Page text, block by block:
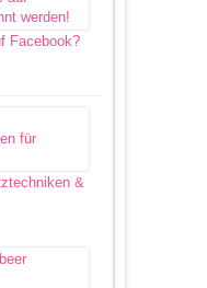
Facebook?
&